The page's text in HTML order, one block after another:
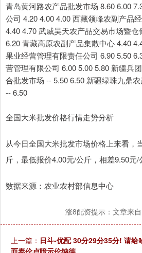
青岛黄河路农产品批发市场 8.60 6.00
公司 4.20 4.00 4.00 西藏领峰农副产品
4.40 4.70 武威昊天农产品交易市场暨仓
6.20 青藏高原农副产品集散中心 4.40
果业经营管理有限责任公司 6.90 5.50
营管理有限公司 6.00 5.00 5.80 新疆兵
合批发市场 -- 5.50 6.50 新疆绿珠九鼎
-- 6.50
全国大米批发价格行情走势分析
从今日全国大米批发市场价格上来看，
斤，最低报价4.00元/公斤，相差9.50元/
数据来源：农业农村部信息中心
涨8配资提示：文章来
上一篇： 日斗-优配 30分29分35分! 请给